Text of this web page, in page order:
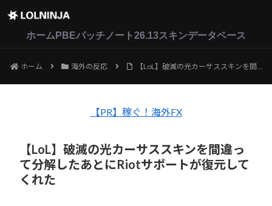
ホーム PBEパッチノート26.13スキンデータベース
ホーム 海外の反応 【LoL】破滅の光カーサススキンを間違って分解したあとにRiotサポートが復元してくれた
【PR】稼ぐ！海外FX
【LoL】破滅の光カーサススキンを間違っ
て分解したあとにRiotサポートが復元して
くれた